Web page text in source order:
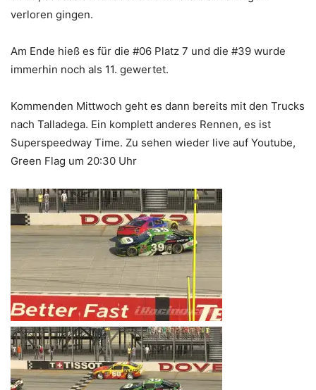
verloren gingen.
Am Ende hieß es für die #06 Platz 7 und die #39 wurde
immerhin noch als 11. gewertet.
Kommenden Mittwoch geht es dann bereits mit den Trucks
nach Talladega. Ein komplett anderes Rennen, es ist
Superspeedway Time. Zu sehen wieder live auf Youtube,
Green Flag um 20:30 Uhr